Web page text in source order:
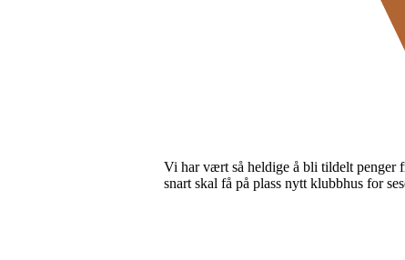
Vi har vært så heldige å bli tildelt penger
snart skal få på plass nytt klubbhus for